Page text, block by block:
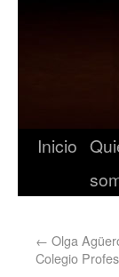
Inicio
← Olga
Colegio